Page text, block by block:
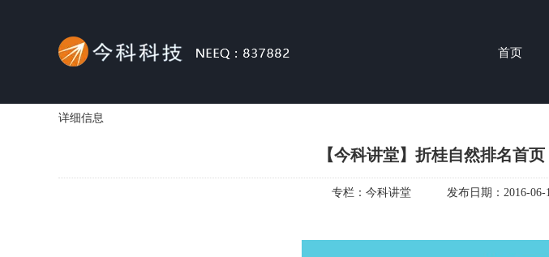
首页
详细信息
【今科讲堂】折桂自然排名首
专栏： 今科讲堂 发布日期： 2016-06-